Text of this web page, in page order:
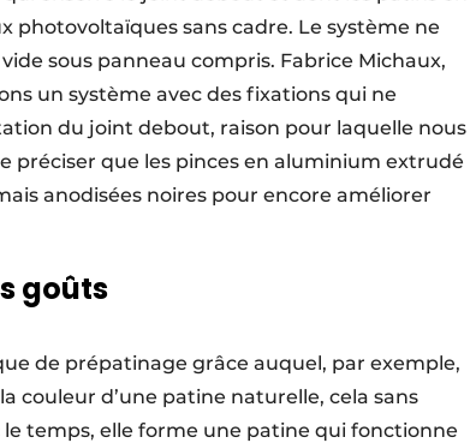
sans cadre. Le système ne
sous panneau compris. Fabrice Michaux,
un système avec des fixations qui ne
du joint debout, raison pour laquelle nous
préciser que les pinces en aluminium extrudé
anodisées noires pour encore améliorer
goûts
de prépatinage grâce auquel, par exemple,
couleur d’une patine naturelle, cela sans
temps, elle forme une patine qui fonctionne